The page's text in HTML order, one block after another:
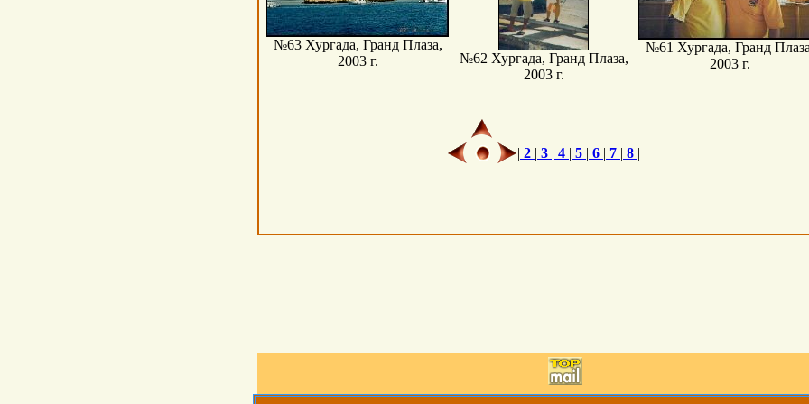
№63 Хургада, Гранд Плаза,
2003 г.
№62 Хургада, Гранд Плаза,
2003 г.
№61 Хургада, Гранд
2003 г.
| 2 | 3 | 4 | 5 | 6 | 7 | 8 |